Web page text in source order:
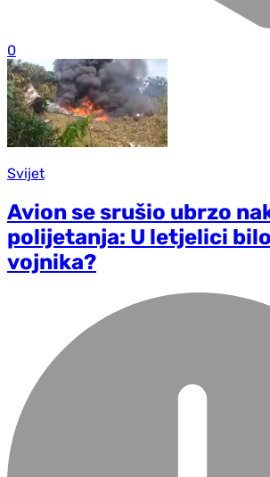
0
Svijet
Avion se srušio ubrzo
polijetanja: U letjelici
vojnika?